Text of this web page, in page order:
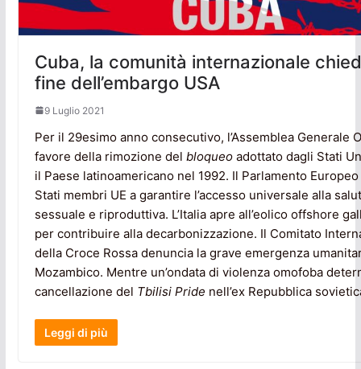
Cuba, la comunità internazionale
fine dell’embargo USA
9 Luglio 2021
Per il 29esimo anno consecutivo, l’Assemblea Generale
favore della rimozione del bloqueoadottato dagli Stati
il Paese latinoamericano nel 1992. Il Parlamento
Stati membri UE a garantire l’accesso universale alla
sessuale e riproduttiva. L’Italia apre all’eolico offshore
per contribuire alla decarbonizzazione. Il Comitato
della Croce Rossa denuncia la grave emergenza
Mozambico. Mentre un’ondata di violenza omofoba
cancellazione del Tbilisi Pride nell’ex Repubblica
Leggi di più